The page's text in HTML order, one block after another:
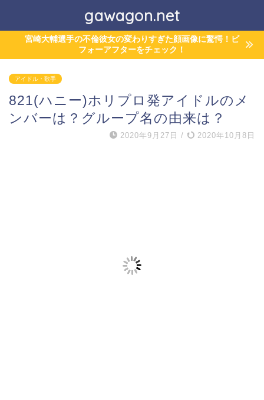
gawagon.net
宮崎大輔選手の不倫彼女の変わりすぎた顔画像に驚愕！ビ
フォーアフターをチェック！
アイドル・歌手
821(ハニー)ホリプロ発アイドルのメ
ンバーは？グループ名の由来は？
2020年9月27日 / 2020年10月8日